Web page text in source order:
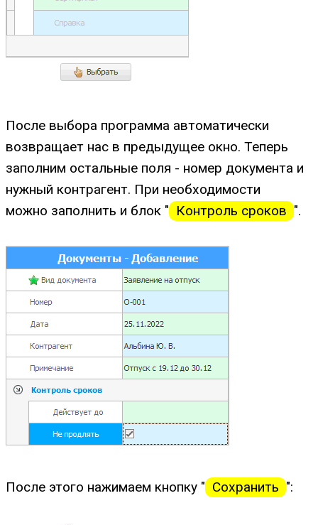
После выбора программа автоматически
возвращает нас в предыдущее окно. Теперь
заполним остальные поля - номер документа и
нужный контрагент. При необходимости
можно заполнить и блок " Контроль сроков ".
После этого нажимаем кнопку " Сохранить ":